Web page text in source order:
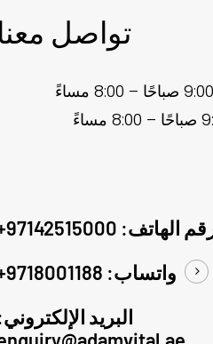
تواصل معنا
الهاتف: 97142515000+
واتساب: 9718001188+
البريد